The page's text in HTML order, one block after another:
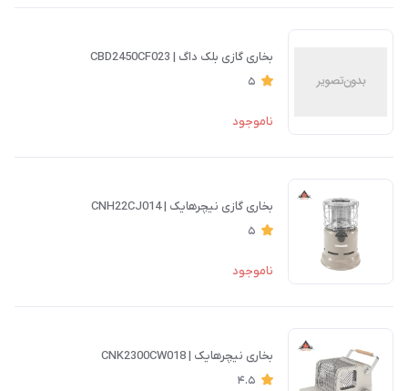
بخاری گازی بلک داگ | CBD2450CF023
5
ناموجود
بخاری گازی نیچرهایک | CNH22CJ014
5
ناموجود
بخاری نیچرهایک | CNK2300CW018
4.5